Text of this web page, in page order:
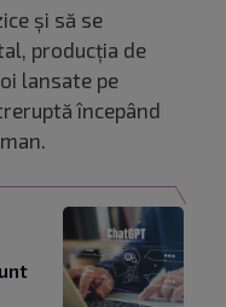
și să se
producția de
lansate pe
începând